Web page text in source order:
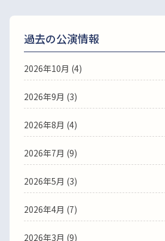
過去の公演情報
2026年10月 (4)
2026年9月 (3)
2026年8月 (4)
2026年7月 (9)
2026年5月 (3)
2026年4月 (7)
2026年3月 (9)